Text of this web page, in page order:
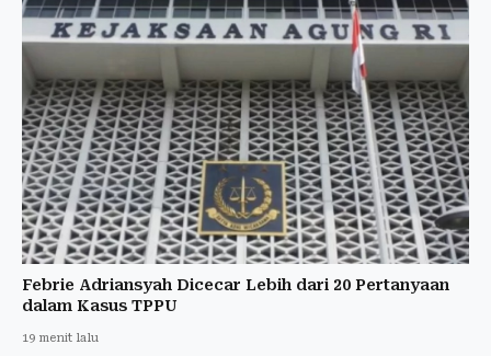
Febrie Adriansyah Dicecar Lebih dari 20 Pertanyaan
dalam Kasus TPPU
19 menit lalu